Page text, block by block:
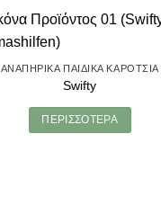
ΑΝΑΠΗΡΙΚΆ ΠΑΙΔΙΚΆ ΚΑΡΌΤΣΙΑ
Swifty
ΠΕΡΙΣΣΌΤΕΡΑ